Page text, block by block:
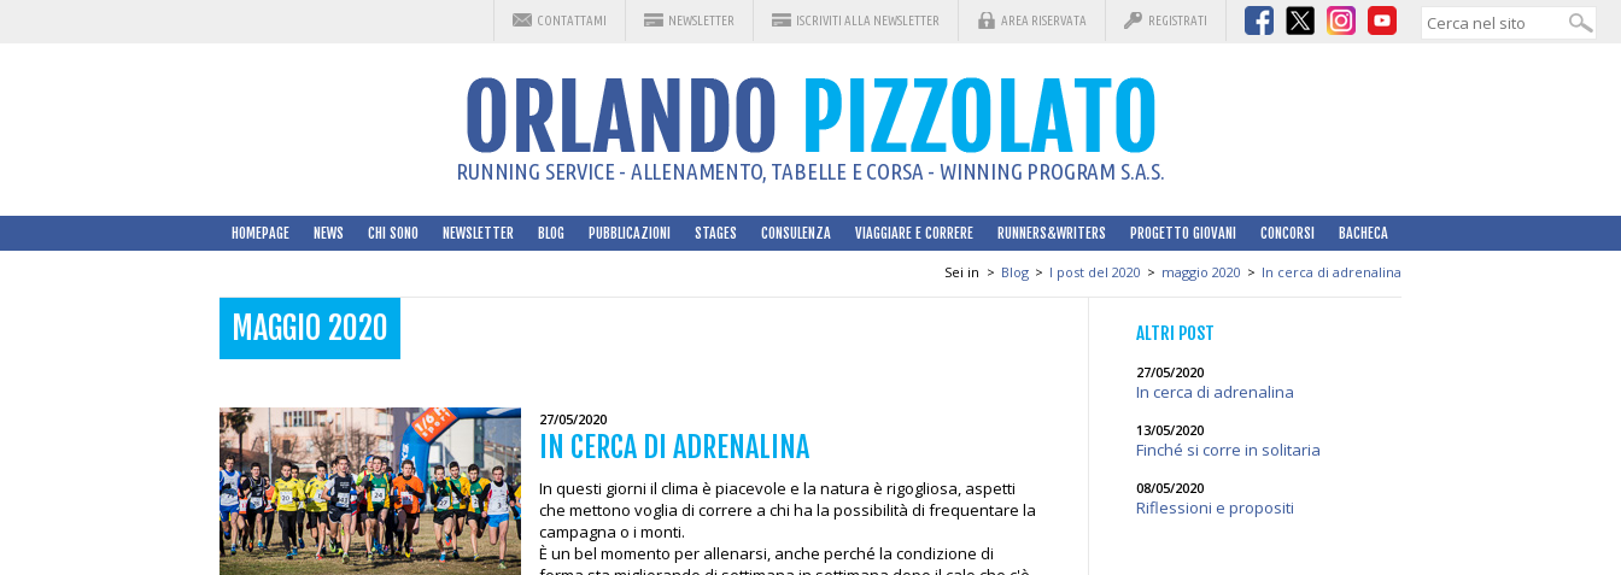
CONTATTAMI NEWSLETTER ISCRIVITI ALLA NEWSLETTER AREA RISERVATA REGISTRATI
RUNNING SERVICE - ALLENAMENTO, TABELLE E CORSA - WINNING PROGRAM S.A.S.
HOMEPAGE NEWS CHI SONO NEWSLETTER BLOG PUBBLICAZIONI STAGES CONSULENZA VIAGGIARE E CORRERE RUNNERS&WRITERS PROGETTO GIOVANI CONCORSI BACHECA
Sei in > Blog > I post del 2020 > maggio 2020 > In cerca di adrenalina
MAGGIO 2020
27/05/2020
IN CERCA DI ADRENALINA
In questi giorni il clima è piacevole e la natura è rigogliosa, aspetti
che mettono voglia di correre a chi ha la possibilità di frequentare la
campagna o i monti.
È un bel momento per allenarsi, anche perché la condizione di
ALTRI POST
27/05/2020
In cerca di adrenalina
13/05/2020
Finché si corre in solitaria
08/05/2020
Riflessioni e propositi